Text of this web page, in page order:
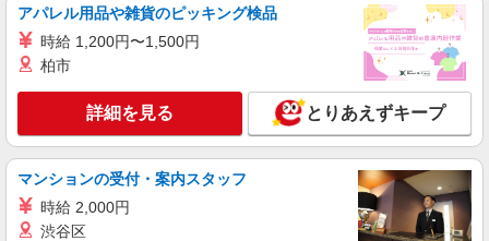
株式会社シエロ
【au】の携帯販売スタッフ
時給1500円〜1700円（経験・能力による） ※
残業代支給 ★交通費別途支給（規定あり） ゜
+゜・。○。・゜+゜・。○。・゜+゜ 入社祝い金10
万円支給(規定有) お友達を紹介頂くと, インセンテ
ィブ支給(規定有) ★月2回払い・週払い可能（規程
有）★ ゜・。○。・゜+゜・。○。・゜+゜
岐阜県岐阜市のauショップ
キープ 詳細を見る
派遣社員
株式会社シエロ
アパレル用品や雑貨のピッキング検品
時給 1,200円〜1,500円
柏市
詳細を見る とりあえずキープ
マンションの受付・案内スタッフ
時給 2,000円
渋谷区